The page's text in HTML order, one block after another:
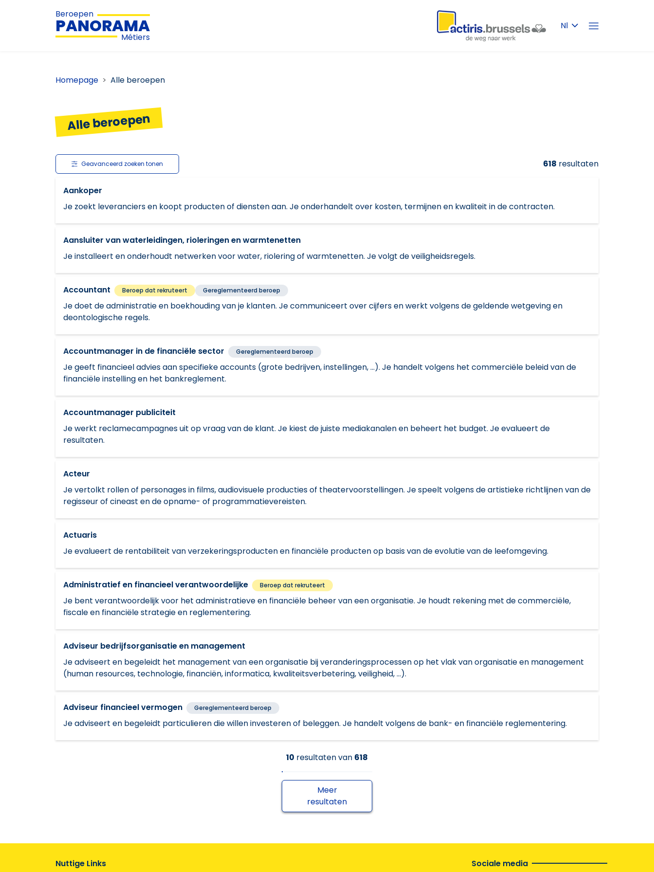
Beroepen
PANORAMA
Métiers
Nl
Homepage Alle beroepen
Alle beroepen
Geavanceerd zoeken tonen 618 resultaten
Aankoper
Je zoekt leveranciers en koopt producten of diensten aan. Je onderhandelt over kosten, termijnen en kwaliteit in de contracten.
Aansluiter van waterleidingen, rioleringen en warmtenetten
Je installeert en onderhoudt netwerken voor water, riolering of warmtenetten. Je volgt de veiligheidsregels.
Accountant Beroep dat rekruteert Gereglementeerd beroep
Je doet de administratie en boekhouding van je klanten. Je communiceert over cijfers en werkt volgens de geldende wetgeving en
deontologische regels.
Accountmanager in de financiële sector Gereglementeerd beroep
Je geeft financieel advies aan specifieke accounts (grote bedrijven, instellingen, ...). Je handelt volgens het commerciële beleid van de
financiële instelling en het bankreglement.
Accountmanager publiciteit
Je werkt reclamecampagnes uit op vraag van de klant. Je kiest de juiste mediakanalen en beheert het budget. Je evalueert de
resultaten.
Acteur
Je vertolkt rollen of personages in films, audiovisuele producties of theatervoorstellingen. Je speelt volgens de artistieke richtlijnen van de
regisseur of cineast en de opname- of programmatievereisten.
Actuaris
Je evalueert de rentabiliteit van verzekeringsproducten en financiële producten op basis van de evolutie van de leefomgeving.
Administratief en financieel verantwoordelijke Beroep dat rekruteert
Je bent verantwoordelijk voor het administratieve en financiële beheer van een organisatie. Je houdt rekening met de commerciële,
fiscale en financiële strategie en reglementering.
Adviseur bedrijfsorganisatie en management
Je adviseert en begeleidt het management van een organisatie bij veranderingsprocessen op het vlak van organisatie en management
(human resources, technologie, financiën, informatica, kwaliteitsverbetering, veiligheid, ...).
Adviseur financieel vermogen Gereglementeerd beroep
Je adviseert en begeleidt particulieren die willen investeren of beleggen. Je handelt volgens de bank- en financiële reglementering.
10 resultatenvan 618
Meer
resultaten
Nuttige Links
Sociale media